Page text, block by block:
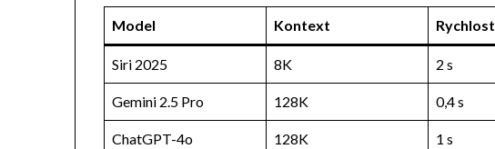
Model Kontext Rychlost
Siri 2025 8K 2 s
Gemini 2.5 Pro 128K 0,4 s
ChatGPT-4o 128K 1 s